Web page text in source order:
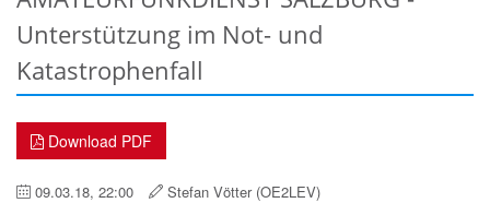
Unterstützung im Not- und
Katastrophenfall
Download PDF
09.03.18, 22:00 Stefan Vötter (OE2LEV)